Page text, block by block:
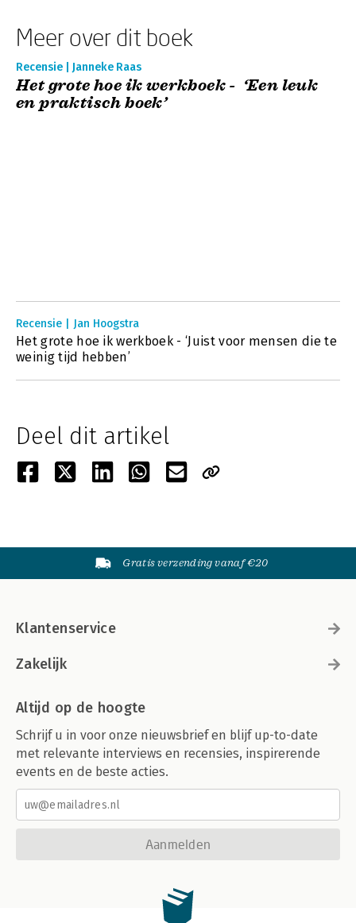
Meer over dit boek
Recensie | Janneke Raas
Het grote hoe ik werkboek - ‘Een leuk
en praktisch boek’
Recensie | Jan Hoogstra
Het grote hoe ik werkboek - ‘Juist voor mensen die te
weinig tijd hebben’
Deel dit artikel
Gratis verzending vanaf €20
Klantenservice
Zakelijk
Altijd op de hoogte
Schrijf u in voor onze nieuwsbrief en blijf up-to-date
met relevante interviews en recensies, inspirerende
events en de beste acties.
Aanmelden